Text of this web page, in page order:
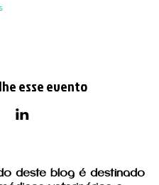
esse evento
deste blog é destinado